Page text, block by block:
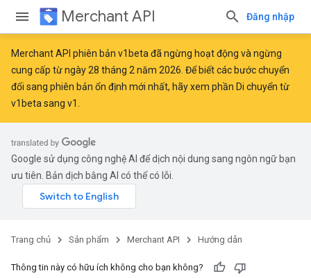
Merchant API Đăng nhập
Merchant API phiên bản v1beta đã ngừng hoạt động và ngừng
cung cấp từ ngày 28 tháng 2 năm 2026. Để biết các bước chuyển
đổi sang phiên bản ổn định mới nhất, hãy xem phần Di chuyển từ
v1beta sang v1
Google sử dụng công nghệ AI để dịch nội dung sang ngôn ngữ bạn
ưu tiên. Bản dịch bằng AI có thể có lỗi.
Trang chủ Sản phẩm Merchant API Hướng dẫn
Thông tin này có hữu ích không cho bạn không?